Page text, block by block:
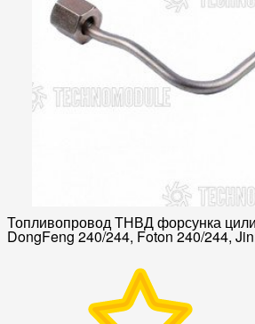
Топливопровод ТНВД форсунка
DongFeng 240/244, Foton 240/244,